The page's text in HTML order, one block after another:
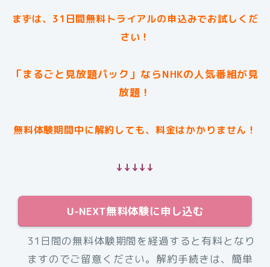
まずは、31日間無料トライアルの申込みでお試しくだ
さい！
「まるごと見放題パック」ならNHKの人気番組が見
放題！
無料体験期間中に解約しても、料金はかかりません！
↓↓↓↓↓
U-NEXT無料体験に申し込む
31日間の無料体験期間を経過すると有料となり
ますのでご留意ください。解約手続きは、簡単